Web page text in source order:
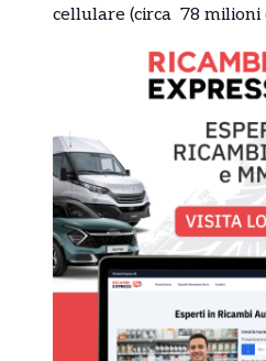
cellulare (circa 78 milioni